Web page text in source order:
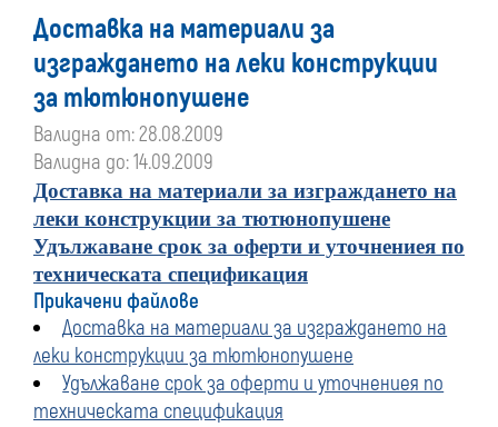
Доставка на материали за
изграждането на леки конструкции
за тютюнопушене
Валидна от: 28.08.2009
Валидна до: 14.09.2009
Доставка на материали за изграждането на
леки конструкции за тютюнопушене
Удължаване срок за оферти и уточнениея по
техническата спецификация
Прикачени файлове
Доставка на материали за изграждането на
леки конструкции за тютюнопушене
Удължаване срок за оферти и уточнениея по
техническата спецификация